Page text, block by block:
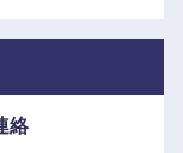
ロスペース・ナ
家安全保障）事
絡